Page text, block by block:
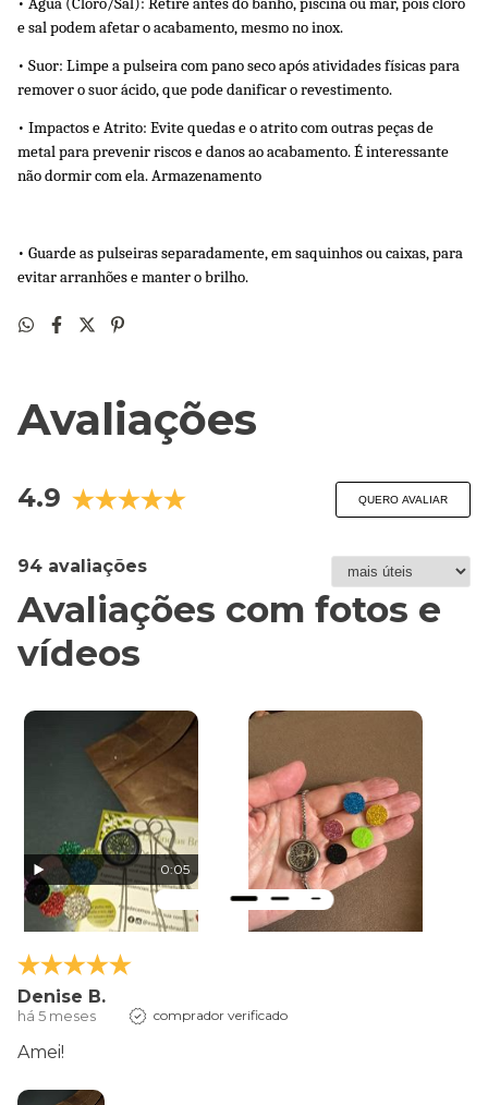
e sal podem afetar o acabamento, mesmo no inox.
• Suor: Limpe a pulseira com pano seco após atividades físicas para
remover o suor ácido, que pode danificar o revestimento.
• Impactos e Atrito: Evite quedas e o atrito com outras peças de
metal para prevenir riscos e danos ao acabamento. É interessante
não dormir com ela. Armazenamento
• Guarde as pulseiras separadamente, em saquinhos ou caixas, para
evitar arranhões e manter o brilho.
Avaliações
4.9 QUERO AVALIAR
94 avaliações
Avaliações com fotos e
vídeos
0:05
Denise B.
há 5 meses comprador verificado
Amei!